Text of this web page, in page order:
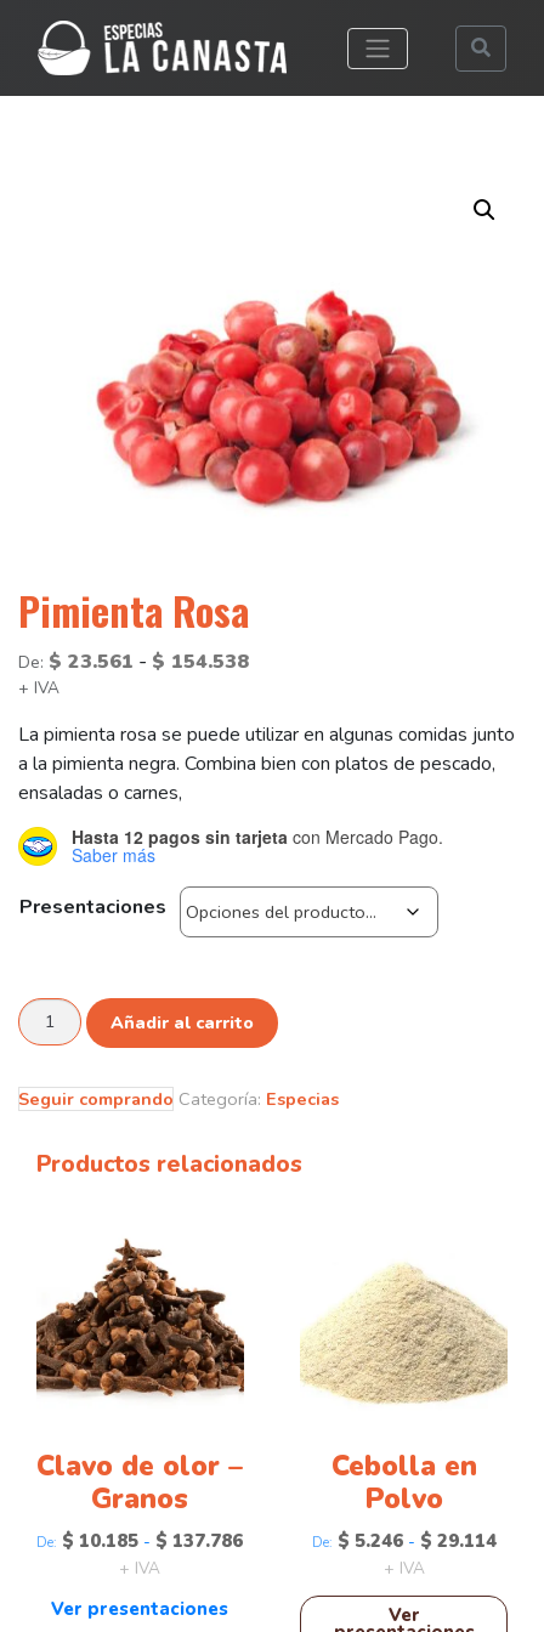
Desplegar
Pimienta Rosa
De: $ 23.561 - $ 154.538Rango
precios:
desde
$ 154.538
+ IVA
La pimienta rosa se puede utilizar en algunas comidas junto
a la pimienta negra. Combina bien con platos de pescado,
ensaladas o carnes,
Hasta 12 pagos sin tarjeta con Mercado Pago.
Saber más
Presentaciones
Pimienta
Rosa
Añadir al carrito
Seguir comprando Categoría: Especias
Productos relacionados
Clavo de olor –
Granos
De: $ 10.185 - $ 137.786Rango
+ IVA
Ver presentaciones
múltiples
variantes.
Las
opciones
pueden
la
de
Cebolla en
Polvo
De: $ 5.246 - $ 29.114Rango
desde
+ IVA
Ver
múltiples
variantes.
Las
opciones
pueden
la
de